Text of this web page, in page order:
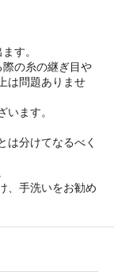
す。
の糸の継ぎ目や
は問題ありませ
います。
は分けてなるべく
、手洗いをお勧め